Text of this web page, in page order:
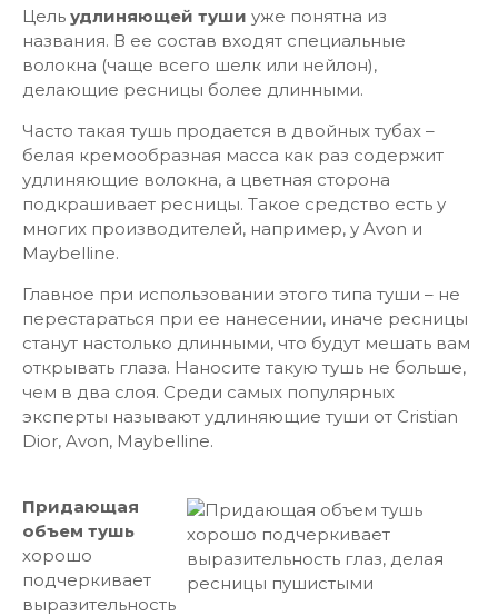
Цель удлиняющей туши уже понятна из
названия. В ее состав входят специальные
волокна (чаще всего шелк или нейлон),
делающие ресницы более длинными.
Часто такая тушь продается в двойных тубах –
белая кремообразная масса как раз содержит
удлиняющие волокна, а цветная сторона
подкрашивает ресницы. Такое средство есть у
многих производителей, например, у Avon и
Maybelline.
Главное при использовании этого типа туши – не
перестараться при ее нанесении, иначе ресницы
станут настолько длинными, что будут мешать вам
открывать глаза. Наносите такую тушь не больше,
чем в два слоя. Среди самых популярных
эксперты называют удлиняющие туши от Cristian
Dior, Avon, Maybelline.
Придающая
объем тушь
хорошо
подчеркивает
выразительность